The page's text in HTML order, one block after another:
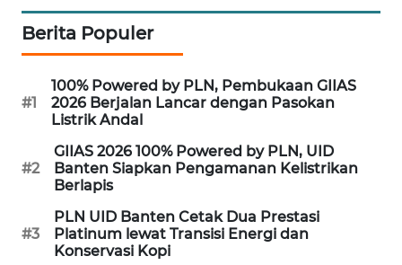
Berita Populer
#1
100% Powered by PLN, Pembukaan GIIAS
2026 Berjalan Lancar dengan Pasokan
Listrik Andal
#2
GIIAS 2026 100% Powered by PLN, UID
Banten Siapkan Pengamanan Kelistrikan
Berlapis
#3
PLN UID Banten Cetak Dua Prestasi
Platinum lewat Transisi Energi dan
Konservasi Kopi
CIREBON
WN
INDRAMAYU
WN
KUNINGAN
WN
MAJALENGKA
WN